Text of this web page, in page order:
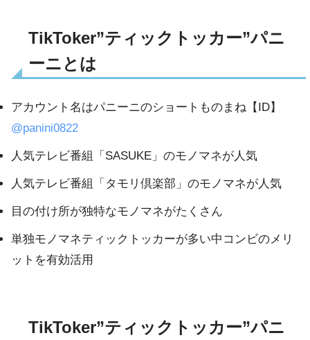
TikToker”ティックトッカー”パニ
ーニとは
アカウント名はパニーニのショートものまね【ID】
@panini0822
人気テレビ番組「SASUKE」のモノマネが人気
人気テレビ番組「タモリ倶楽部」のモノマネが人気
目の付け所が独特なモノマネがたくさん
単独モノマネティックトッカーが多い中コンビのメリ
ットを有効活用
TikToker”ティックトッカー”パニ